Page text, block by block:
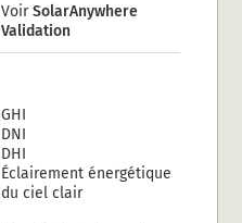
VoirSolarAnywhere
Validation
GHI
DNI
DHI
Éclairement énergétique
du ciel clair